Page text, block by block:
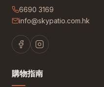
6690 3169
info@skypatio.com.hk
購物指南